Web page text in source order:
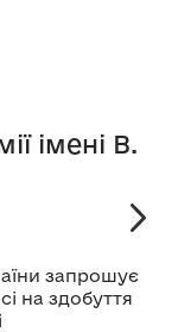
імені В.
запрошує
на здобуття